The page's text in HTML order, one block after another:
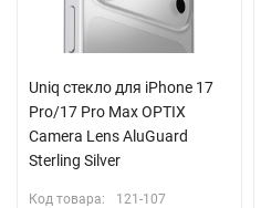
Uniq стекло для iPhone 17
Pro/17 Pro Max OPTIX
Camera Lens AluGuard
Sterling Silver
Код товара: 121-107